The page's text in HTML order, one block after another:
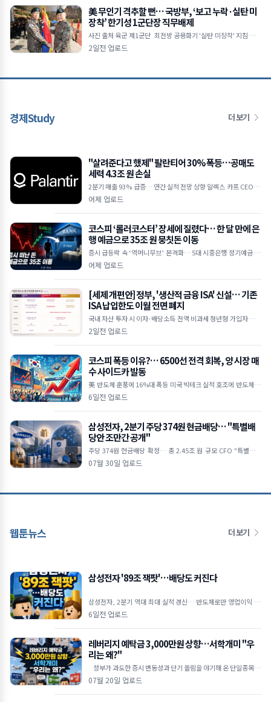
美 무인기 격추할 뻔… 국방부, ‘보고 누락·실탄 미
장착’ 한기성 1군단장 직무배제
사진 출처 육군 제1군단 최전방 공용화기 '실탄 미장착' 지침 논란
美 무인기 비행계획 수신 후 상부 보고 누락 국방부, 현 군단장 직
2일전 업로드
경제Study 더 보기
"살려준다고 했제" 팔란티어 30% 폭등…공매도
세력 4.3조 원 손실
2분기 매출 93% 급증… 연간 실적 전망 상향 알렉스 카프 CEO "A
I 수요 상상을 초월하는 수준" 하루 만에 30억 달러 손실… 공매도
어제 업로드
코스피 ‘롤러코스터’ 장세에 질렸다… 한 달 만에 은
행 예금으로 35조 원 뭉칫돈 이동
증시 급등락 속 ‘역머니무브’ 본격화… 5대 시중은행 정기예금 35
조 원 급증 한국은행 기준금리 인상 여파, 연 3%대 예금 금리 매력
어제 업로드
[세제 개편안] 정부, '생산적 금융 ISA' 신설… 기존
ISA 납입한도 이월 전면 폐지
국내 자산 투자 시 이자·배당소득 전액 비과세 청년형 가입자 납입
액 10% 추가 소득공제 기존 일반 ISA는 납입한도 이월 폐지 및 최
2일전 업로드
코스피 폭등 이유?… 6500선 전격 회복, 양 시장 매
수 사이드카 발동
美 반도체 훈풍에 16%대 폭등 미국 빅테크 실적 호조에 반도체 투
심 대폭 개선 외국인 5조 원 대 폭풍 매수 삼성전자·SK하이닉스 2
6일전 업로드
삼성전자, 2분기 주당 374원 현금배당… "특별배
당안 조만간 공개"
주당 374원 현금배당 확정… 총 2.45조 원 규모 CFO "특별배당
포함 주주환원안 신속히 발표할 것" 미국 ADR 상장설엔 선 그어…
07월 30일 업로드
웹툰뉴스 더 보기
삼성전자 '89조 잭팟'…배당도 커진다
삼성전자, 2분기 역대 최대 실적 경신… 반도체로만 영업이익 89
조 원 역대 최대 실적 달성: 삼성전자는 2026년 2
6일전 업로드
레버리지 예탁금 3,000만원 상향…서학개미 "우
리는 왜?"
버리지 상장지수펀드(ETF)에 대해 고강도 진입 장벽을
07월 20일 업로드